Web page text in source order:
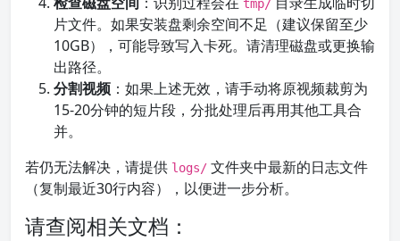
tmp/
片文件。如果安装盘剩余空间不足（建议保留至少
10GB），可能导致写入卡死。请清理磁盘或更换输
出路径。
分割视频 ：如果上述无效，请手动将原视频裁剪为
15-20分钟的短片段，分批处理后再用其他工具合
并。
若仍无法解决，请提供 logs/ 文件夹中最新的日志文件
（复制最近30行内容），以便进一步分析。
请查阅相关文档：